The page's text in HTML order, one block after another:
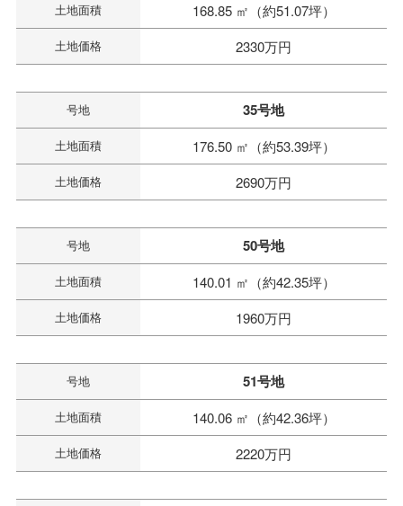
土地面積 168.85 ㎡（約51.07坪）
土地価格 2330万円
号地 35号地
土地面積 176.50 ㎡（約53.39坪）
土地価格 2690万円
号地 50号地
土地面積 140.01 ㎡（約42.35坪）
土地価格 1960万円
号地 51号地
土地面積 140.06 ㎡（約42.36坪）
土地価格 2220万円